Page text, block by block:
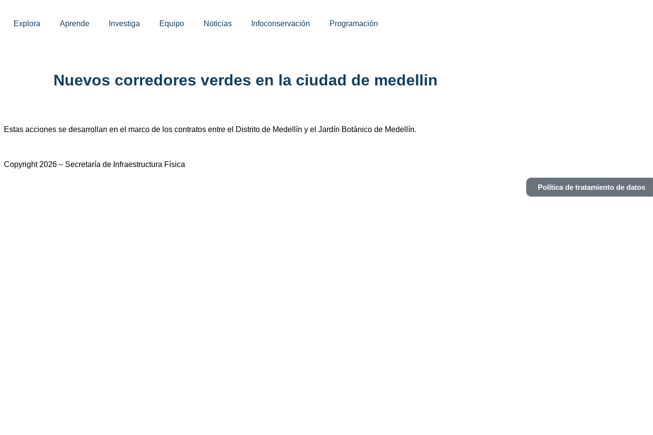
Explora Aprende Investiga Equipo Noticias Infoconservación Programación
Nuevos corredores verdes en la ciudad de medellin
Estas acciones se desarrollan en el marco de los contratos entre el Distrito de Medellín y el Jardín Botánico de Medellín.
Copyright 2026 – Secretaría de Infraestructura Física
Política de tratamiento de datos